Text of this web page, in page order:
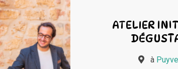
ATELIER
à